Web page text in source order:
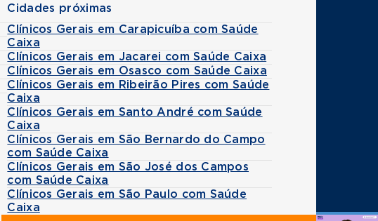
Cidades próximas
Clínicos Gerais em Carapicuíba com Saúde
Caixa
Clínicos Gerais em Jacarei com Saúde Caixa
Clínicos Gerais em Osasco com Saúde Caixa
Clínicos Gerais em Ribeirão Pires com Saúde
Caixa
Clínicos Gerais em Santo André com Saúde
Caixa
Clínicos Gerais em São Bernardo do Campo
com Saúde Caixa
Clínicos Gerais em São José dos Campos
com Saúde Caixa
Clínicos Gerais em São Paulo com Saúde
Caixa